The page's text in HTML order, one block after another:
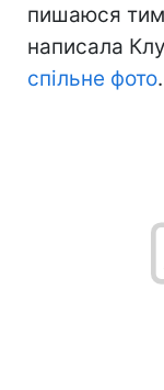
пишаюся
написала
спільне фото.